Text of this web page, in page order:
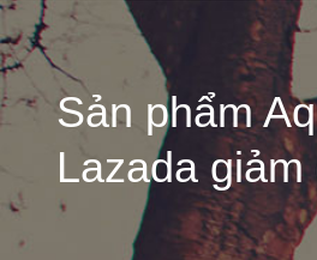
Sản phẩm
Lazada